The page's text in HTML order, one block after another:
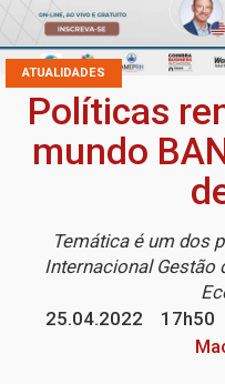
ATUALIDADES
Políticas
mundo
Temática é um dos
Internacional Gestão
25.04.2022
17h50